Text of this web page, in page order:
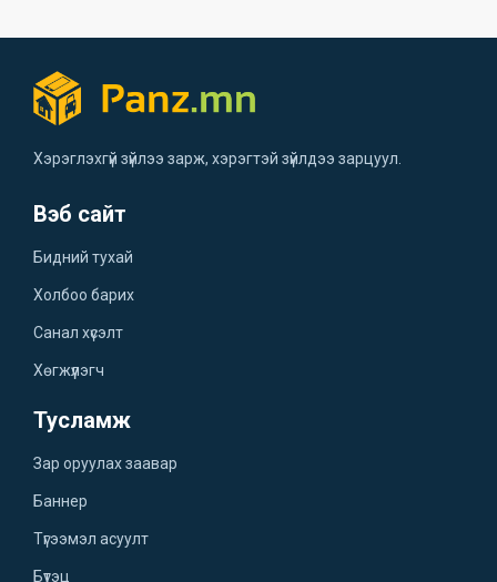
Хэрэглэхгүй зүйлээ зарж, хэрэгтэй зүйлдээ зарцуул.
Вэб сайт
Бидний тухай
Холбоо барих
Санал хүсэлт
Хөгжүүлэгч
Тусламж
Зар оруулах заавар
Баннер
Түгээмэл асуулт
Бүтэц